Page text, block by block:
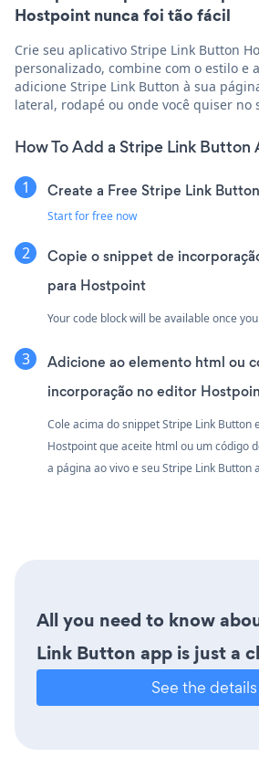
Hostpoint nunca foi tão fácil
Crie seu aplicativo Stripe Link Button
personalizado, combine com o estilo e
adicione Stripe Link Button à sua
lateral, rodapé ou onde você quiser no
How To Add a Stripe Link
Create a Free Stripe Link
Start for free now
Copie o snippet de
para Hostpoint
Your code block will be available once
Adicione ao elemento html ou
incorporação no editor
Cole acima do snippet Stripe Link Button
Hostpoint que aceite html ou um código
a página ao vivo e seu Stripe Link Button
All you need to know
Link Button app is just a
See the details